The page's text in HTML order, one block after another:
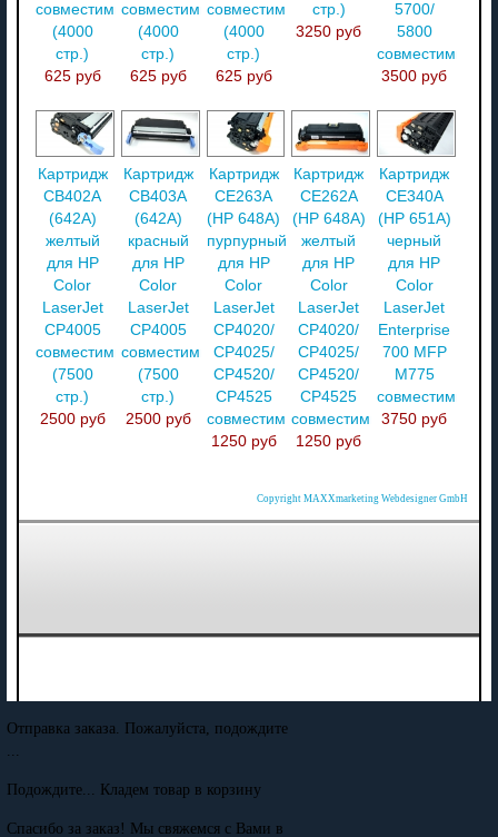
совместимый
(4000
стр.)
625 руб
совместимый
(4000
стр.)
625 руб
совместимый
(4000
стр.)
625 руб
стр.)
3250 руб
5700/
5800
совместимый
3500 руб
Картридж
CB402A
(642A)
желтый
для HP
Color
LaserJet
CP4005
совместимый
(7500
стр.)
2500 руб
Картридж
CB403A
(642A)
красный
для HP
Color
LaserJet
CP4005
совместимый
(7500
стр.)
2500 руб
Картридж
CE263A
(HP 648A)
пурпурный
для HP
Color
LaserJet
CP4020/
CP4025/
CP4520/
CP4525
совместимый
1250 руб
Картридж
CE262A
(HP 648A)
желтый
для HP
Color
LaserJet
CP4020/
CP4025/
CP4520/
CP4525
совместимый
1250 руб
Картридж
CE340A
(HP 651A)
черный
для HP
Color
LaserJet
Enterprise
700 MFP
M775
совместимый
3750 руб
Copyright MAXXmarketing Webdesigner GmbH
Отправка заказа. Пожалуйста, подождите
...
Подождите... Кладем товар в корзину
Спасибо за заказ! Мы свяжемся с Вами в